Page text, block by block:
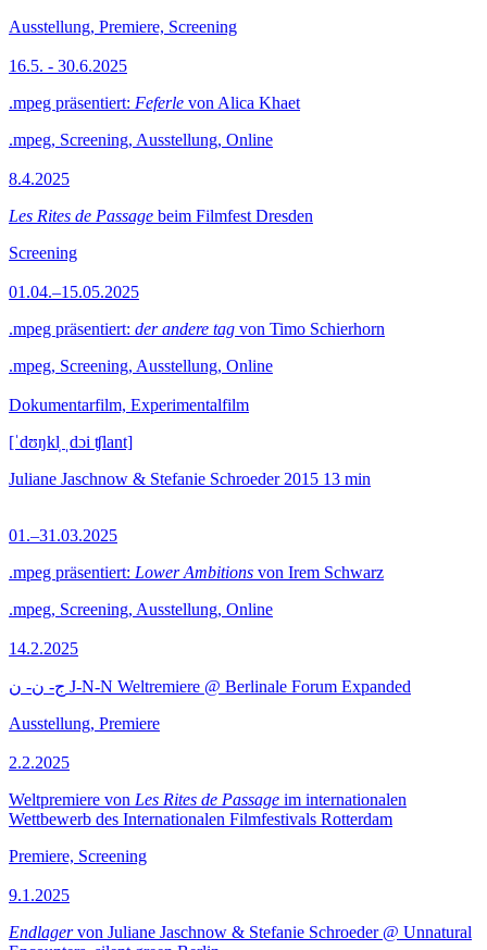
Ausstellung, Premiere, Screening
16.5. - 30.6.2025
.mpeg präsentiert: Feferle von Alica Khaet
.mpeg, Screening, Ausstellung, Online
8.4.2025
Les Rites de Passage beim Filmfest Dresden
Screening
01.04.–15.05.2025
.mpeg präsentiert: der andere tag von Timo Schierhorn
.mpeg, Screening, Ausstellung, Online
Dokumentarfilm, Experimentalfilm
[ˈdʊŋkl̩ ˌdɔi ʧlant]
Juliane Jaschnow & Stefanie Schroeder 2015 13 min
01.–31.03.2025
.mpeg präsentiert: Lower Ambitions von Irem Schwarz
.mpeg, Screening, Ausstellung, Online
14.2.2025
ج- ن- ن J-N-N Weltremiere @ Berlinale Forum Expanded
Ausstellung, Premiere
2.2.2025
Weltpremiere von Les Rites de Passage im internationalen
Wettbewerb des Internationalen Filmfestivals Rotterdam
Premiere, Screening
9.1.2025
Endlagervon Juliane Jaschnow & Stefanie Schroeder @ Unnatural